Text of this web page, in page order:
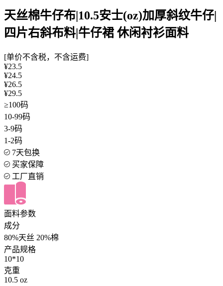
天丝棉牛仔布|10.5安士(oz)加厚斜纹牛仔|
四片右斜布料|牛仔裙 休闲衬衫面料
[单价不含税，不含运费]
¥23.5
¥24.5
¥26.5
¥29.5
≥100码
10-99码
3-9码
1-2码
7天包换
买家保障
工厂直销
面料参数
成分
80%天丝 20%棉
产品规格
10*10
克重
10.5 oz